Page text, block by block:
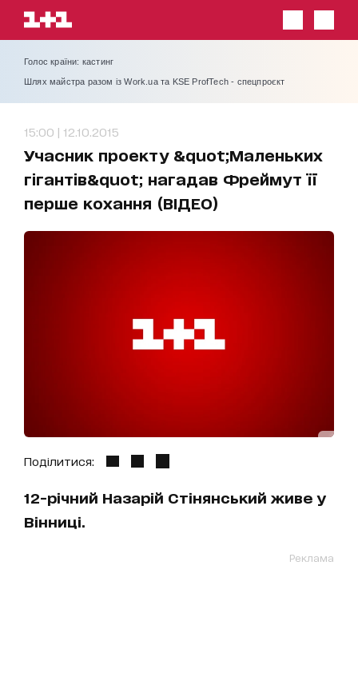
Голос країни: кастинг
Шлях майстра разом із Work.ua та KSE ProfTech - спецпроєкт
15:00 | 12.10.2015
Учасник проекту &quot;Маленьких
гігантів&quot; нагадав Фреймут її
перше кохання (ВІДЕО)
Поділитися:
12-річний Назарій Стінянський живе у
Вінниці.
Реклама